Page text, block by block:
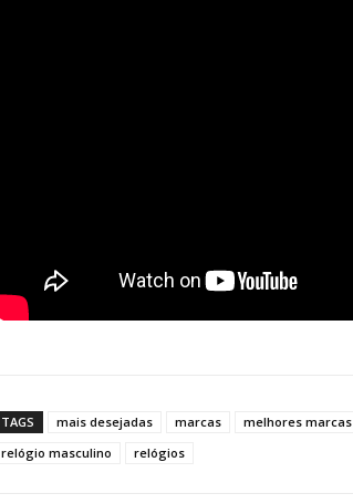
TAGS mais desejadas marcas melhores marcas
relógio masculino
relógios